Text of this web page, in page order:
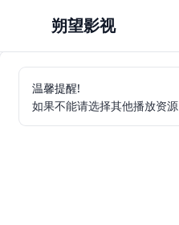
朔望影视
温馨提醒!
如果不能请选择其他播放资源